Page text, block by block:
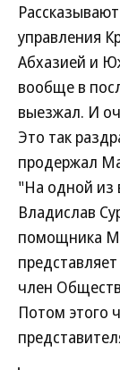
управления
Абхазией и
вообще в
выезжал. И
Это так
продержал
"На одной из
Владислав
помощника
член
Потом этого